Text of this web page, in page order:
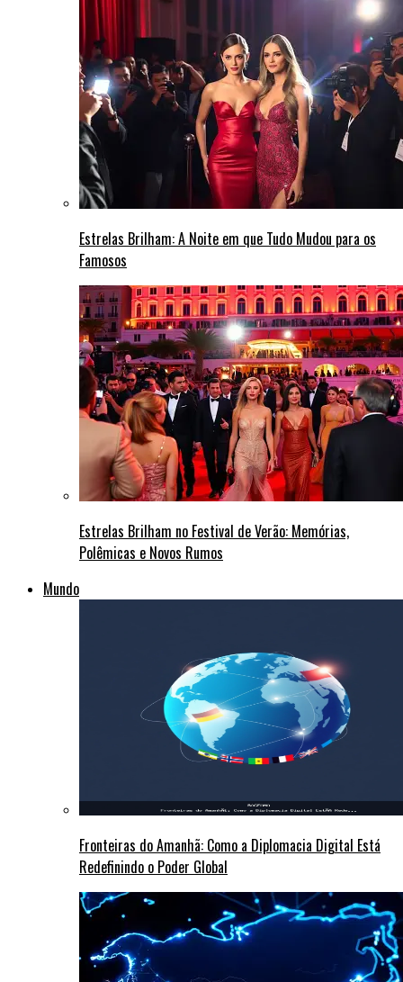
Estrelas Brilham: A Noite em que Tudo Mudou para os
Famosos
Estrelas Brilham no Festival de Verão: Memórias,
Polêmicas e Novos Rumos
Mundo
Fronteiras do Amanhã: Como a Diplomacia Digital Está
Redefinindo o Poder Global